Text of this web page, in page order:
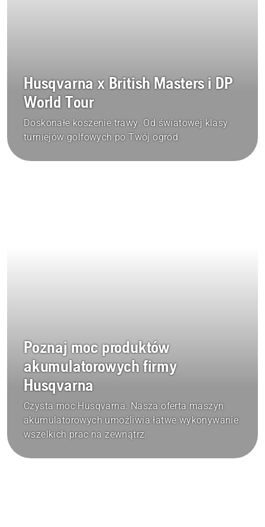
Husqvarna x British Masters i DP
World Tour
Doskonałe koszenie trawy. Od światowej klasy
turniejów golfowych po Twój ogród.
Poznaj moc produktów
akumulatorowych firmy
Husqvarna
Czysta moc Husqvarna. Nasza oferta maszyn
akumulatorowych umożliwia łatwe wykonywanie
wszelkich prac na zewnątrz.